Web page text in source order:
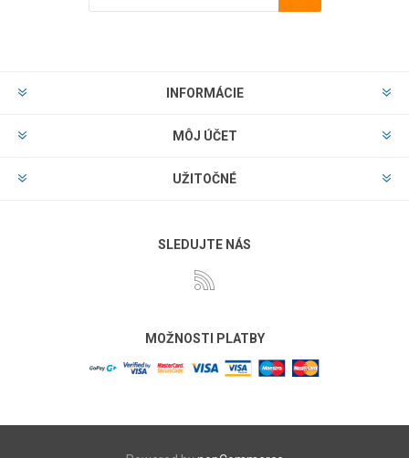
INFORMÁCIE
MÔJ ÚČET
UŽITOČNÉ
SLEDUJTE NÁS
MOŽNOSTI PLATBY